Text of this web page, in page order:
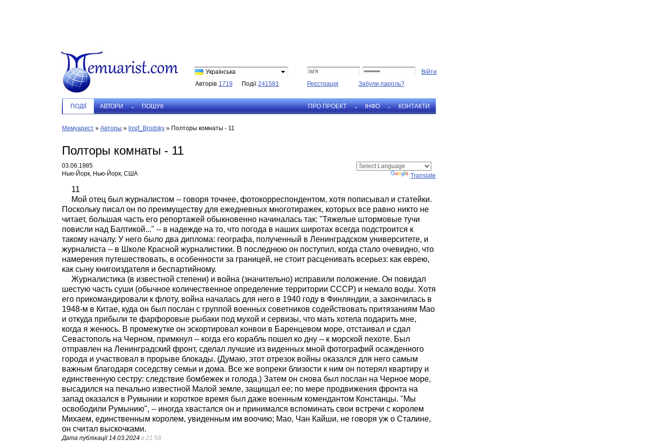
Українська
Авторів 1719 Події 241581 Реєстрація Забули пароль?
ПОДIЇ АВТОРИ ПОШУК ПРО ПРОЕКТ IНФО КОНТАКТИ
Мемуарист » Авторы » Iosif_Brodsky » Полторы комнаты - 11
Полторы комнаты - 11
03.06.1985
Нью-Йорк, Нью-Йорк, США
Translate
11
Мой отец был журналистом -- говоря точнее, фотокорреспондентом, хотя пописывал и статейки.
Поскольку писал он по преимуществу для ежедневных многотиражек, которых все равно никто не
читает, большая часть его репортажей обыкновенно начиналась так: "Тяжелые штормовые тучи
повисли над Балтикой..." -- в надежде на то, что погода в наших широтах всегда подстроится к
такому началу. У него было два диплома: географа, полученный в Ленинградском университете, и
журналиста -- в Школе Красной журналистики. В последнюю он поступил, когда стало очевидно, что
намерения путешествовать, в особенности за границей, не стоит расценивать всерьез: как еврею,
как сыну книгоиздателя и беспартийному.
Журналистика (в известной степени) и война (значительно) исправили положение. Он повидал
шестую часть суши (обычное количественное определение территории СССР) и немало воды. Хотя
его прикомандировали к флоту, война началась для него в 1940 году в Финляндии, а закончилась в
1948-м в Китае, куда он был послан с группой военных советников содействовать притязаниям Мао
и откуда прибыли те фарфоровые рыбаки под мухой и сервизы, что мать хотела подарить мне,
когда я женюсь. В промежутке он эскортировал конвои в Баренцевом море, отстаивал и сдал
Севастополь на Черном, примкнул -- когда его корабль пошел ко дну -- к морской пехоте. Был
отправлен на Ленинградский фронт, сделал лучшие из виденных мной фотографий осажденного
города и участвовал в прорыве блокады. (Думаю, этот отрезок войны оказался для него самым
важным благодаря соседству семьи и дома. Все же вопреки близости к ним он потерял квартиру и
единственную сестру: следствие бомбежек и голода.) Затем он снова был послан на Черное море,
высадился на печально известной Малой земле, защищал ее; по мере продвижения фронта на
запад оказался в Румынии и короткое время был даже военным комендантом Констанцы. "Мы
освободили Румынию", -- иногда хвастался он и принимался вспоминать свои встречи с королем
Михаем, единственным королем, увиденным им воочию; Мао, Чан Кайши, не говоря уж о Сталине,
он считал выскочками.
Дата публікації14.03.2024 в 21:58